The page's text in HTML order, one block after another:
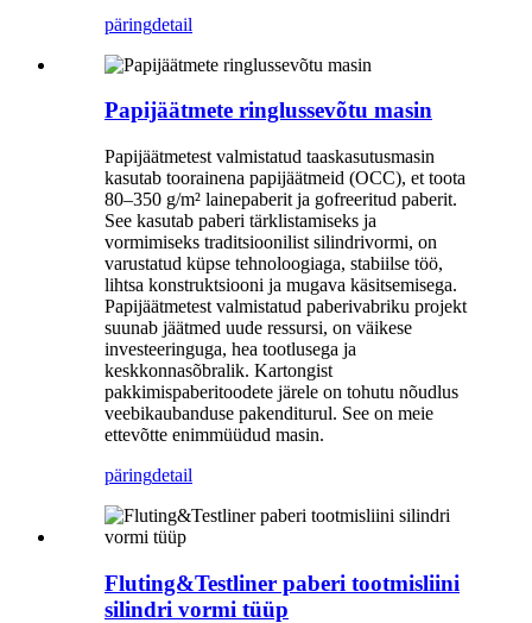
päringdetail
Papijäätmete ringlussevõtu masin
Papijäätmetest valmistatud taaskasutusmasin
kasutab toorainena papijäätmeid (OCC), et toota
80–350 g/m² lainepaberit ja gofreeritud paberit.
See kasutab paberi tärklistamiseks ja
vormimiseks traditsioonilist silindrivormi, on
varustatud küpse tehnoloogiaga, stabiilse töö,
lihtsa konstruktsiooni ja mugava käsitsemisega.
Papijäätmetest valmistatud paberivabriku projekt
suunab jäätmed uude ressursi, on väikese
investeeringuga, hea tootlusega ja
keskkonnasõbralik. Kartongist
pakkimispaberitoodete järele on tohutu nõudlus
veebikaubanduse pakenditurul. See on meie
ettevõtte enimmüüdud masin.
päringdetail
Fluting&Testliner paberi tootmisliini
silindri vormi tüüp